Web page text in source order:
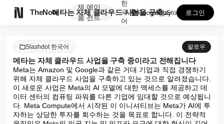
TheNote
제
품
에이
전트
메타는 자체 클라우드 사업을 구축 중이라고 전해집니다
한
국
어
GooglePlay
AppStore 로그인
Slashdot 한국어 팔로우
메타는 자체 클라우드 사업을 구축 중이라고 전해집니다
Meta는 Amazon 및 Google과 같은 거대 기업과 직접 경쟁하기
위해 자체 클라우드 사업을 구축하고 있는 것으로 알려졌습니다.
이 새로운 사업은 Meta의 AI 모델에 대한 액세스를 제공하고 데
이터 센터의 컴퓨팅 파워를 다른 기업에 임대할 것으로 예상됩니
다. Meta Compute에서 시작된 이 이니셔티브는 Meta가 AI에 투
자하는 상당한 투자를 회수하는 것을 목표로 합니다. 이 전략적